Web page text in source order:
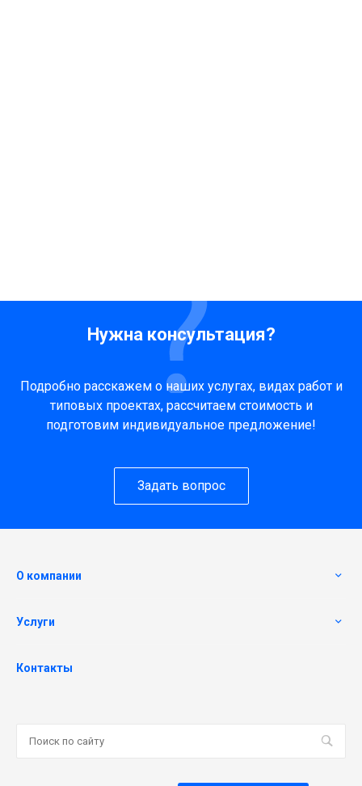
Нужна консультация?
Подробно расскажем о наших услугах, видах работ и
типовых проектах, рассчитаем стоимость и
подготовим индивидуальное предложение!
Задать вопрос
О компании
Услуги
Контакты